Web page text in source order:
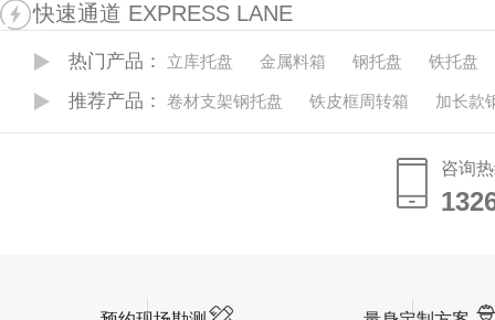
快速通道 EXPRESS LANE
热门产品： 立库托盘 金属料箱 钢托盘 铁托盘
推荐产品： 卷材支架钢托盘 铁皮框周转箱 加长款
咨询